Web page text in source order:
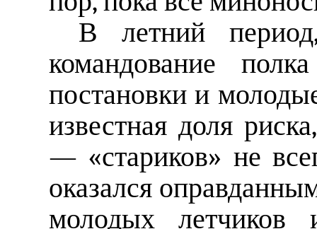
В летний
командование
постановки и
известная доля
— «стариков» не
оказался
молодых летчиков